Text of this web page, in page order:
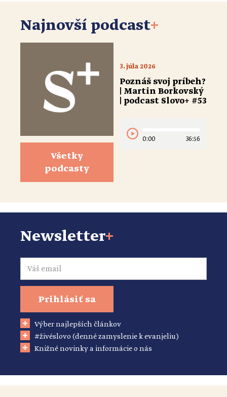
Najnovší podcast+
Všetky
podcasty
3. júla 2026
Poznáš svoj príbeh?
| Martin Borkovský
| podcast Slovo+ #53
0:00 36:56
Newsletter+
Email
Prihlásiť sa
Výber najlepších článkov
#živéslovo (denné zamyslenie k evanjeliu)
Knižné novinky a informácie o nás